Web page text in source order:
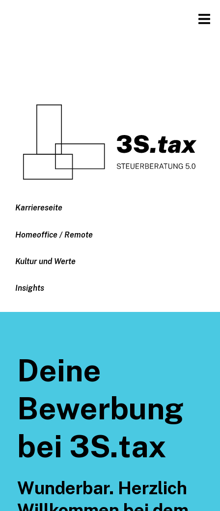
Karriereseite
Homeoffice / Remote
Kultur und Werte
Insights
Deine
Bewerbung
bei 3S.tax
Wunderbar. Herzlich